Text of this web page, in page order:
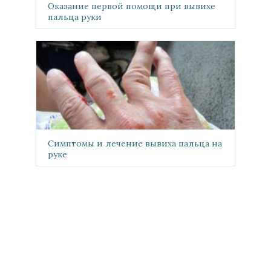
Оказание первой помощи при вывихе
пальца руки
Симптомы и лечение вывиха пальца на
руке